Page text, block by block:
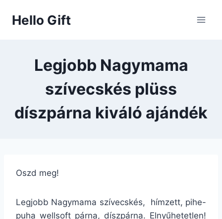
Hello Gift
Legjobb Nagymama
szívecskés plüss
díszpárna kiváló ajándék
Oszd meg!
Legjobb Nagymama szívecskés, hímzett, pihe-
puha wellsoft párna, díszpárna. Elnyűhetetlen!